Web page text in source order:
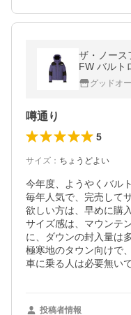
ザ・ノース
FW バルト
ンズ THE
グッドオ
噂通り
5
サイズ ： ちょうどよい
今年度、ようやくバル
毎年人気で、完売して
欲しい方は、早めに購
サイズ感は、マウンテ
に、ダウンの封入量は
極寒地のタウン向けで
車に乗る人は必要無いで
投稿者情報